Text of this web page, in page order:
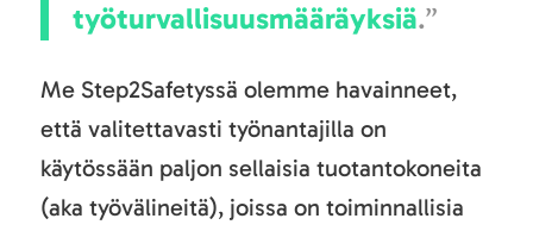
työturvallisuusmääräyksiä.”
Me Step2Safetyssä olemme havainneet,
että valitettavasti työnantajilla on
käytössään paljon sellaisia tuotantokoneita
(aka työvälineitä), joissa on toiminnallisia